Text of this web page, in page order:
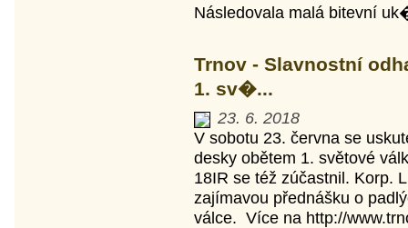
Následovala malá bitevní
Trnov - Slavnostní
1. sv�...
23. 6. 2018
V sobotu 23. června se
desky obětem 1. světové
18IR se též zúčastnil. Korp.
zajímavou přednášku o
válce. Více na http://